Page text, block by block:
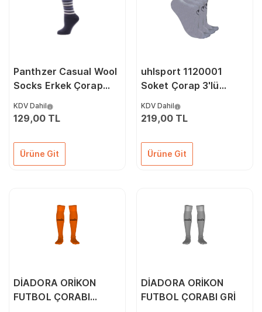
Panthzer Casual Wool
Socks Erkek Çorap
KDV Dahil
129,00 TL
Ürüne Git
uhlsport 1120001
Soket Çorap 3'lü
Yetişkin Unisex Çorap
KDV Dahil
219,00 TL
Ürüne Git
DİADORA ORİKON
FUTBOL ÇORABI
DİADORA ORİKON
FUTBOL ÇORABI GRİ